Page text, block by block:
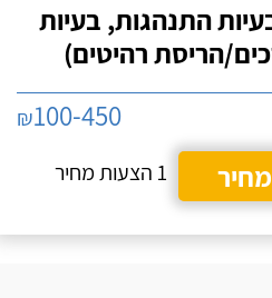
התנהגות, בעיות
הריסת רהיטים)
₪100-450
1 הצעות מחיר